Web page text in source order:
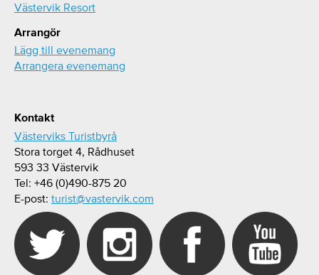
Västervik Resort
Arrangör
Lägg till evenemang
Arrangera evenemang
Kontakt
Västerviks Turistbyrå
Stora torget 4, Rådhuset
593 33 Västervik
Tel: +46 (0)490-875 20
E-post: turist@vastervik.com